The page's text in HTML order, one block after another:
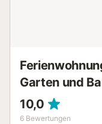
Garten und
10,0
6 Bewertungen